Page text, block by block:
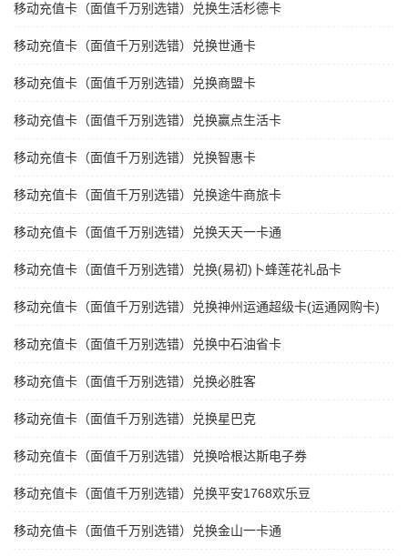
移动充值卡（面值千万别选错）兑换生活杉德卡
移动充值卡（面值千万别选错）兑换世通卡
移动充值卡（面值千万别选错）兑换商盟卡
移动充值卡（面值千万别选错）兑换赢点生活卡
移动充值卡（面值千万别选错）兑换智惠卡
移动充值卡（面值千万别选错）兑换途牛商旅卡
移动充值卡（面值千万别选错）兑换天天一卡通
移动充值卡（面值千万别选错）兑换(易初)卜蜂莲花礼品卡
移动充值卡（面值千万别选错）兑换神州运通超级卡(运通网购卡)
移动充值卡（面值千万别选错）兑换中石油省卡
移动充值卡（面值千万别选错）兑换必胜客
移动充值卡（面值千万别选错）兑换星巴克
移动充值卡（面值千万别选错）兑换哈根达斯电子券
移动充值卡（面值千万别选错）兑换平安1768欢乐豆
移动充值卡（面值千万别选错）兑换金山一卡通